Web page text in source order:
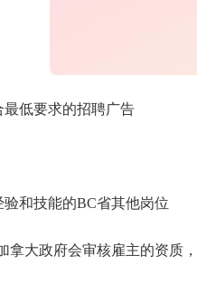
最低要求的招聘广告
和技能的BC省其他岗位
拿大政府会审核雇主的资